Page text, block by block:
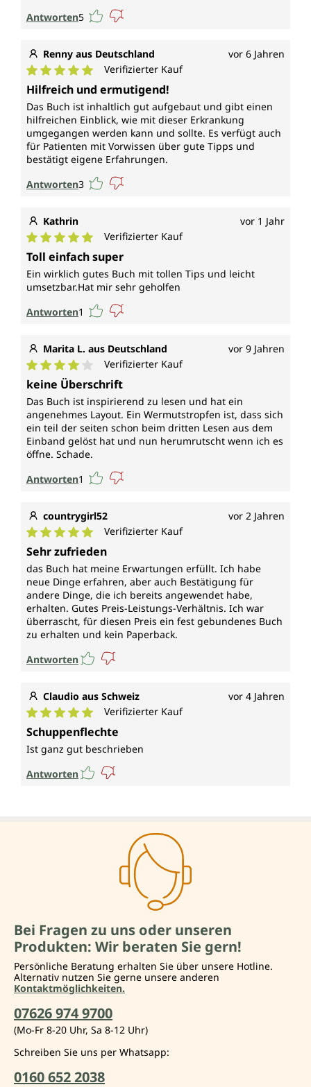
Antworten5
Renny aus Deutschland vor 6 Jahren
Durchschnittliche Bewertung von 5 von 5 Sternen
Verifizierter Kauf
Hilfreich und ermutigend!
Das Buch ist inhaltlich gut aufgebaut und gibt einen
hilfreichen Einblick, wie mit dieser Erkrankung
umgegangen werden kann und sollte. Es verfügt auch
für Patienten mit Vorwissen über gute Tipps und
bestätigt eigene Erfahrungen.
Antworten3
Kathrin vor 1 Jahr
Durchschnittliche Bewertung von 5 von 5 Sternen
Verifizierter Kauf
Toll einfach super
Ein wirklich gutes Buch mit tollen Tips und leicht
umsetzbar.Hat mir sehr geholfen
Antworten1
Marita L. aus Deutschland vor 9 Jahren
Durchschnittliche Bewertung von 4 von 5 Sternen
Verifizierter Kauf
keine Überschrift
Das Buch ist inspirierend zu lesen und hat ein
angenehmes Layout. Ein Wermutstropfen ist, dass sich
ein teil der seiten schon beim dritten Lesen aus dem
Einband gelöst hat und nun herumrutscht wenn ich es
öffne. Schade.
Antworten1
countrygirl52 vor 2 Jahren
Durchschnittliche Bewertung von 5 von 5 Sternen
Verifizierter Kauf
Sehr zufrieden
das Buch hat meine Erwartungen erfüllt. Ich habe
neue Dinge erfahren, aber auch Bestätigung für
andere Dinge, die ich bereits angewendet habe,
erhalten. Gutes Preis-Leistungs-Verhältnis. Ich war
überrascht, für diesen Preis ein fest gebundenes Buch
zu erhalten und kein Paperback.
Antworten
Claudio aus Schweiz vor 4 Jahren
Durchschnittliche Bewertung von 5 von 5 Sternen
Verifizierter Kauf
Schuppenflechte
Ist ganz gut beschrieben
Antworten
Bei Fragen zu uns oder unseren
Produkten: Wir beraten Sie gern!
Persönliche Beratung erhalten Sie über unsere Hotline.
Alternativ nutzen Sie gerne unsere anderen
Kontaktmöglichkeiten.
07626 974 9700
(Mo-Fr 8-20 Uhr, Sa 8-12 Uhr)
Schreiben Sie uns per Whatsapp:
0160 652 2038